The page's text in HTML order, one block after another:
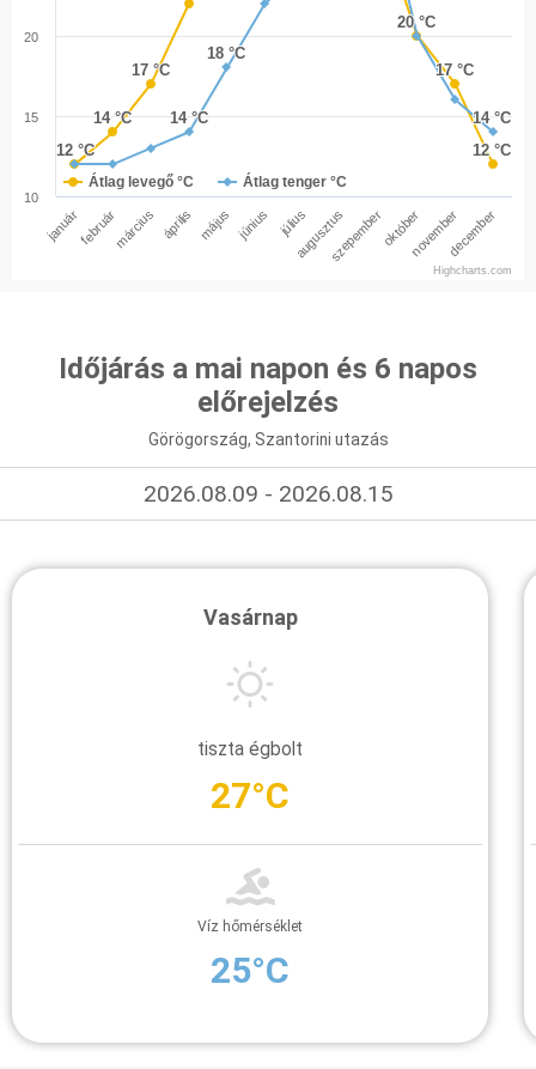
12 °C
12 °C
14 °C
14 °C
17 °C
17 °C
20 °C
20 °C
17 °C
17 °C
12 °C
12 °C
14 °C
14 °C
18 °C
18 °C
14 °C
14 °C
Átlag levegő °C Átlag tenger °C
januárfebruármárcius április május június júliusaugusztusszepemberoktóbernovemberdecember
10
15
20
Highcharts.com
Időjárás a mai napon és 6 napos
előrejelzés
Görögország, Szantorini utazás
2026.08.09 - 2026.08.15
Vasárnap
tiszta égbolt
27°C
Víz hőmérséklet
25°C